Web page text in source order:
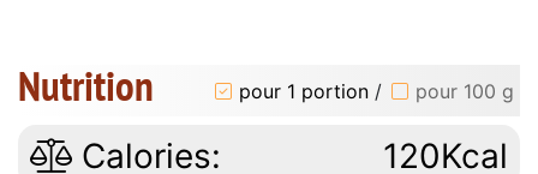
Nutrition pour 1 portion / pour 100 g
Calories: 120Kcal